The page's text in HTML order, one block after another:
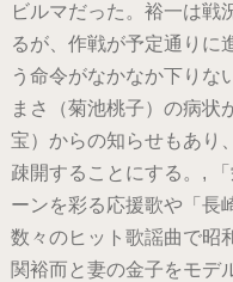
ビルマだった。裕一は戦
るが、作戦が予定通りに
う命令がなかなか下りな
まさ（菊池桃子）の病状
宝）からの知らせもあり
疎開することにする。,
ーンを彩る応援歌や「長
数々のヒット歌謡曲で昭
関裕而と妻の金子をモデ